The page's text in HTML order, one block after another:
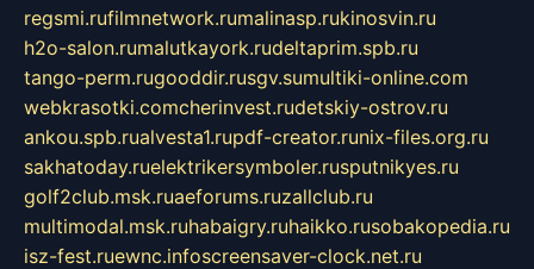
regsmi.rufilmnetwork.rumalinasp.rukinosvin.ru
h2o-salon.rumalutkayork.rudeltaprim.spb.ru
tango-perm.rugooddir.rusgv.sumultiki-online.com
webkrasotki.comcherinvest.rudetskiy-ostrov.ru
ankou.spb.rualvesta1.rupdf-creator.runix-files.org.ru
sakhatoday.ruelektrikersymboler.rusputnikyes.ru
golf2club.msk.ruaeforums.ruzallclub.ru
multimodal.msk.ruhabaigry.ruhaikko.rusobakopedia.ru
isz-fest.ruewnc.infoscreensaver-clock.net.ru